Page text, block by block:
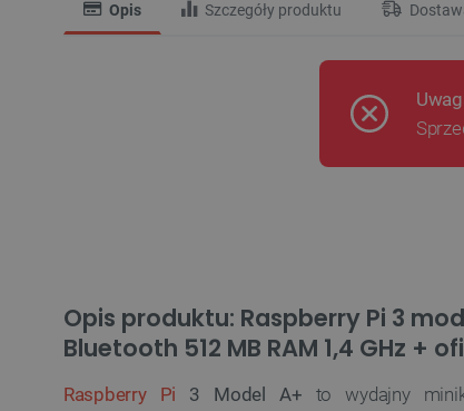
Opis Szczegóły produktu
Opis produktu: Raspberry Pi 3
Bluetooth 512 MB RAM 1,4 GHz +
Raspberry Pi 3 Model A+ to wydajny